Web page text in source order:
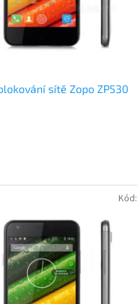
sítě Zopo ZP530
Kód: